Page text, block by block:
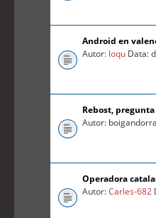
Android en
Autor: loqu Data:
Rebost, pregunta
Autor:
Operadora
Autor:Carles-682